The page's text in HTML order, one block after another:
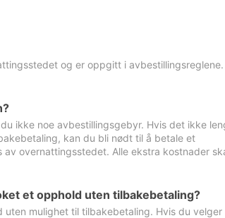
og er oppgitt i avbestillingsreglene.
ikke noe avbestillingsgebyr. Hvis det ikke
kan du bli nødt til å betale et
overnattingsstedet. Alle ekstra kostnader
et opphold uten tilbakebetaling?
mulighet til tilbakebetaling. Hvis du velger